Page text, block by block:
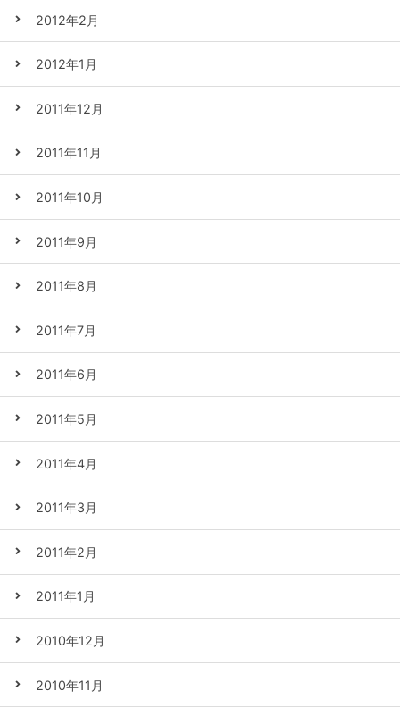
2012年2月
2012年1月
2011年12月
2011年11月
2011年10月
2011年9月
2011年8月
2011年7月
2011年6月
2011年5月
2011年4月
2011年3月
2011年2月
2011年1月
2010年12月
2010年11月